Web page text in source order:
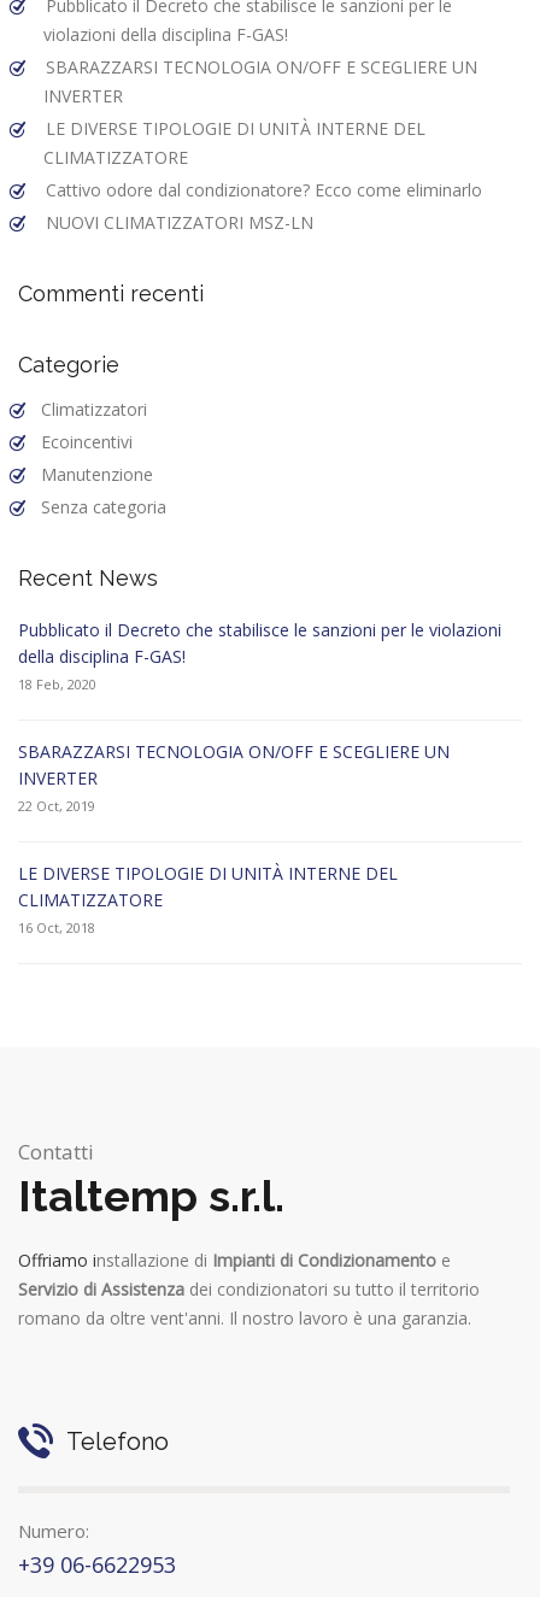
Pubblicato il Decreto che stabilisce le sanzioni per le
violazioni della disciplina F-GAS!
SBARAZZARSI TECNOLOGIA ON/OFF E SCEGLIERE UN
INVERTER
LE DIVERSE TIPOLOGIE DI UNITÀ INTERNE DEL
CLIMATIZZATORE
Cattivo odore dal condizionatore? Ecco come eliminarlo
NUOVI CLIMATIZZATORI MSZ-LN
Commenti recenti
Categorie
Climatizzatori
Ecoincentivi
Manutenzione
Senza categoria
Recent News
Pubblicato il Decreto che stabilisce le sanzioni per le violazioni
della disciplina F-GAS!
18 Feb, 2020
SBARAZZARSI TECNOLOGIA ON/OFF E SCEGLIERE UN
INVERTER
22 Oct, 2019
LE DIVERSE TIPOLOGIE DI UNITÀ INTERNE DEL
CLIMATIZZATORE
16 Oct, 2018
Contatti
Italtemp s.r.l.
Offriamo installazione di Impianti di Condizionamento e
Servizio di Assistenza dei condizionatori su tutto il territorio
romano da oltre vent'anni. Il nostro lavoro è una garanzia.
Telefono
Numero:
+39 06-6622953